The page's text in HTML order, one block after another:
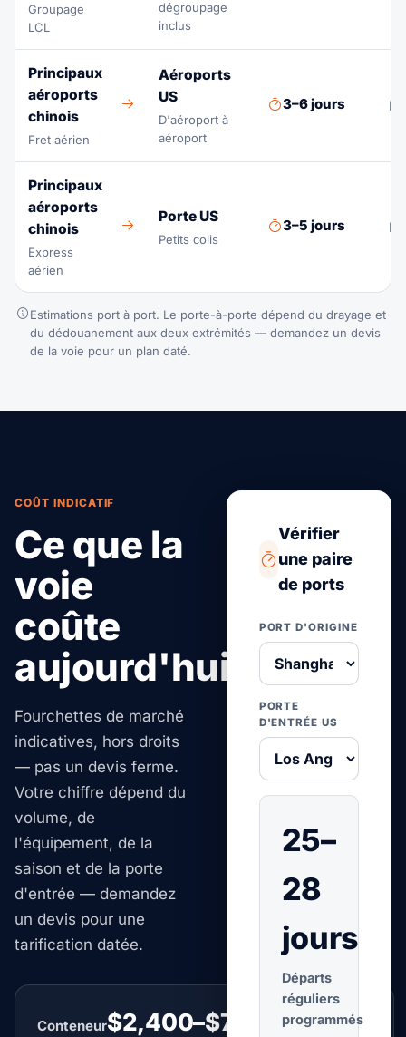
Groupage
LCL
dégroupage
inclus
Principaux
aéroports
chinois
Fret aérien
Aéroports
US
D'aéroport à
aéroport
3–6 jours
Principaux
aéroports
chinois
Express
aérien
Porte US
Petits colis
3–5 jours
Estimations port à port. Le porte-à-porte dépend du drayage et
du dédouanement aux deux extrémités — demandez un devis
de la voie pour un plan daté.
COÛT INDICATIF
Ce que la
voie
coûte
aujourd'hui.
Fourchettes de marché
indicatives, hors droits
— pas un devis ferme.
Votre chiffre dépend du
volume, de
l'équipement, de la
saison et de la porte
d'entrée — demandez
un devis pour une
tarification datée.
Conteneur$2,400–$7,500par conteneur
Vérifier
une paire
de ports
PORT D'ORIGINE
PORTE
D'ENTRÉE US
25–
28
jours
Départs
réguliers
programmés